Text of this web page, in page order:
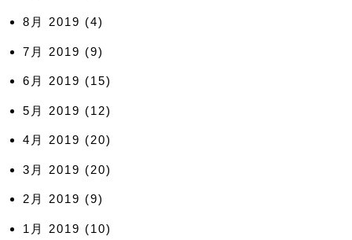
8月 2019 (4)
7月 2019 (9)
6月 2019 (15)
5月 2019 (12)
4月 2019 (20)
3月 2019 (20)
2月 2019 (9)
1月 2019 (10)